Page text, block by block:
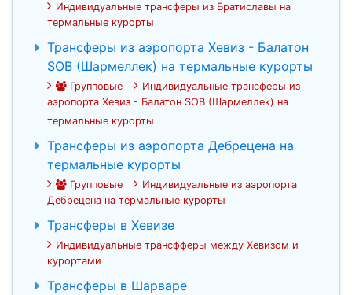
Индивидуальные трансферы из Братиславы на
термальные курорты
Трансферы из аэропорта Хевиз - Балатон
SOB (Шармеллек) на термальные курорты
Групповые Индивидуальные трансферы из
аэропорта Хевиз - Балатон SOB (Шармеллек) на
термальные курорты
Трансферы из аэропорта Дебрецена на
термальные курорты
Групповые Индивидуальные из аэропорта
Дебрецена на термальные курорты
Трансферы в Хевизе
Индивидуальные трансфферы между Хевизом и
курортами
Трансферы в Шарваре